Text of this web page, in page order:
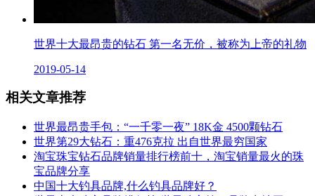
世界十大最昂贵的钻石 第一名无价，被称为上帝的礼物
2019-05-14
相关文章推荐
世界最昂贵手包：“一千零一夜” 18K金 4500颗钻石
世界第29大钻石：重476克拉 出自世界最穷国家
淘宝珠宝钻石品牌销量排行榜前十，淘宝销量最火的珠
宝品牌分享
中国十大钓具品牌,什么钓具品牌好？